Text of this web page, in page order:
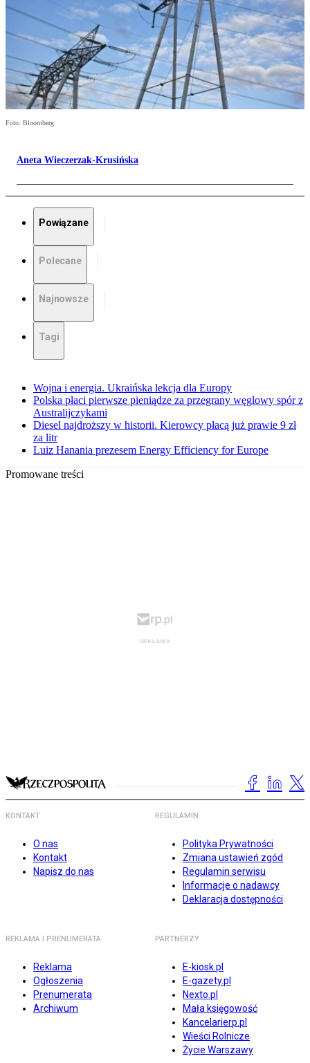
Foto: Bloomberg
Aneta Wieczerzak-Krusińska
Powiązane
Polecane
Najnowsze
Tagi
Wojna i energia. Ukraińska lekcja dla Europy
Polska płaci pierwsze pieniądze za przegrany węglowy spór z
Australijczykami
Diesel najdroższy w historii. Kierowcy płacą już prawie 9 zł
za litr
Luiz Hanania prezesem Energy Efficiency for Europe
Promowane treści
KONTAKT
O nas
Kontakt
Napisz do nas
REGULAMIN
Polityka Prywatności
Zmiana ustawień zgód
Regulamin serwisu
Informacje o nadawcy
Deklaracja dostępności
REKLAMA I PRENUMERATA
Reklama
Ogłoszenia
Prenumerata
Archiwum
PARTNERZY
E-kiosk.pl
E-gazety.pl
Nexto.pl
Mała księgowość
Kancelarierp.pl
Wieści Rolnicze
Życie Warszawy